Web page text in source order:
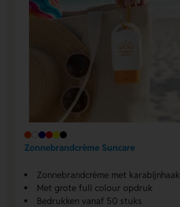
Zonnebrandcrème Suncare
Zonnebrandcrème met karabijnhaak
Met grote full colour opdruk
Bedrukken vanaf 50 stuks